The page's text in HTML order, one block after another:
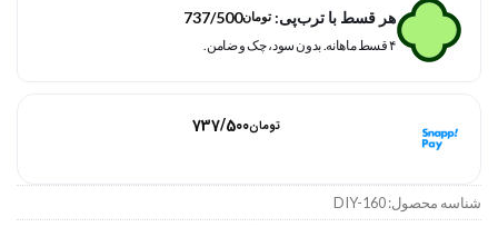
هر قسط با ترب‌پی:تومان737/500
۴ قسط ماهانه. بدون سود، چک و ضامن.
تومان737/500
شناسه محصول:DIY-160